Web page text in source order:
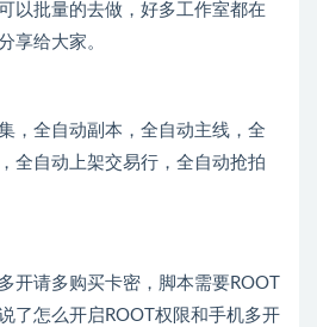
以批量的去做，好多工作室都在
享给大家。
，全自动副本，全自动主线，全
全自动上架交易行，全自动抢拍
开请多购买卡密，脚本需要ROOT
了怎么开启ROOT权限和手机多开